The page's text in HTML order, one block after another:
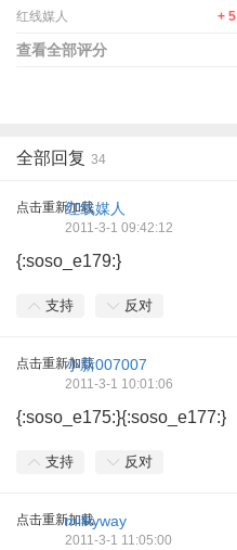
红线媒人 + 5
查看全部评分
全部回复 34
点击重新加载红线媒人
2011-3-1 09:42:12
{:soso_e179:}
支持 反对
点击重新加载小新007007
2011-3-1 10:01:06
{:soso_e175:}{:soso_e177:}
支持 反对
点击重新加载milkyway
2011-3-1 11:05:00